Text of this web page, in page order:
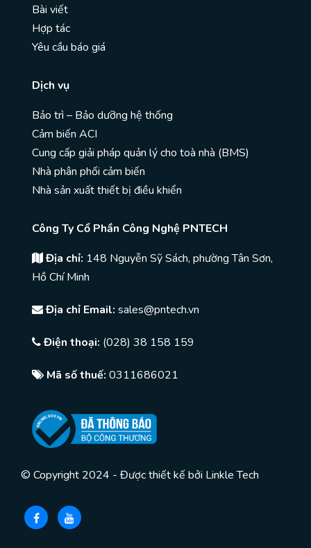
Bài viết
Hợp tác
Yêu cầu báo giá
Dịch vụ
Bảo trì – Bảo dưỡng hệ thống
Cảm biến ACI
Cung cấp giải pháp quản lý cho toà nhà (BMS)
Nhà phân phối cảm biến
Nhà sản xuất thiết bị điều khiển
Công Ty Cổ Phần Công Nghệ PNTECH
Địa chỉ: 148 Nguyễn Sỹ Sách, phường Tân Sơn,
Hồ Chí Minh
Địa chỉ Email: sales@pntech.vn
Điện thoại: (028) 38 158 159
Mã số thuế: 0311686021
© Copyright 2024 - Được thiết kế bởi Linkle Tech